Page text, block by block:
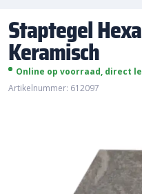
Staptegel
Keramisch
Online op voorraad, direct
Artikelnummer: 612097